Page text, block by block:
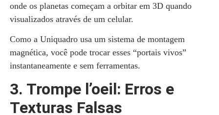
onde os planetas começam a orbitar em 3D quando
visualizados através de um celular.
Como a Uniquadro usa um sistema de montagem
magnética, você pode trocar esses “portais vivos”
instantaneamente e sem ferramentas.
3. Trompe l’oeil: Erros e
Texturas Falsas